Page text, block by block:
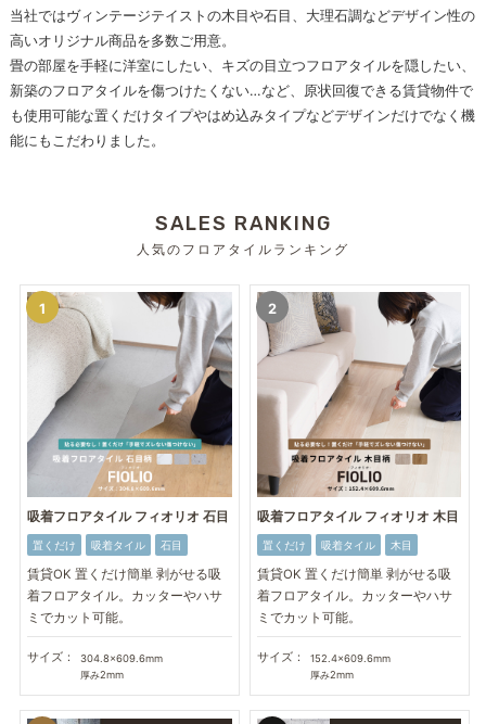
当社ではヴィンテージテイストの木目や石目、大理石調などデザイン性の
高いオリジナル商品を多数ご用意。
畳の部屋を手軽に洋室にしたい、キズの目立つフロアタイルを隠したい、
新築のフロアタイルを傷つけたくない…など、原状回復できる賃貸物件で
も使用可能な置くだけタイプやはめ込みタイプなどデザインだけでなく機
能にもこだわりました。
SALES RANKING
人気のフロアタイルランキング
吸着フロアタイル フィオリオ 石目
置くだけ 吸着タイル 石目
賃貸OK 置くだけ簡単 剥がせる吸
着フロアタイル。カッターやハサ
ミでカット可能。
サイズ：
304.8×609.6mm
厚み2mm
吸着フロアタイル フィオリオ 木目
置くだけ 吸着タイル 木目
賃貸OK 置くだけ簡単 剥がせる吸
着フロアタイル。カッターやハサ
ミでカット可能。
サイズ：
152.4×609.6mm
厚み2mm